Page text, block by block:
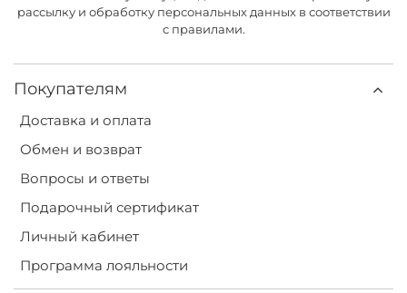
Покупателям
Доставка и оплата
Обмен и возврат
Вопросы и ответы
Подарочный сертификат
Личный кабинет
Программа лояльности
рассылку и обработку персональных данных в соответствии
с правилами.